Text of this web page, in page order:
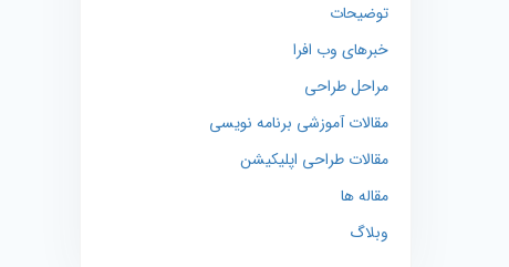
توضیحات
خبرهای وب افرا
مراحل طراحی
مقالات آموزشی برنامه نویسی
مقالات طراحی اپلیکیشن
مقاله ها
وبلاگ